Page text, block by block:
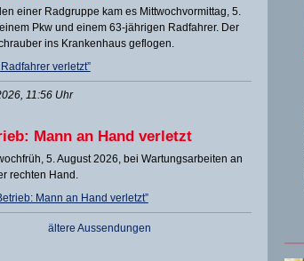
einer Radgruppe kam es Mittwochvormittag, 5.
Pkw und einem 63-jährigen Radfahrer. Der
ins Krankenhaus geflogen.
verletzt”
11:56 Uhr
Mann an Hand verletzt
5. August 2026, bei Wartungsarbeiten an
rechten Hand.
Mann an Hand verletzt”
ältere Aussendungen